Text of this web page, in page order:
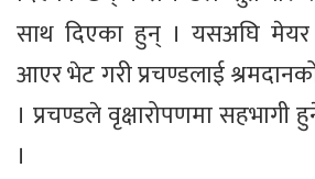
साथ दिएका हुन् । यसअघि मेयर
आएर भेट गरी प्रचण्डलाई
। प्रचण्डले वृक्षारोपणमा सहभागी
।